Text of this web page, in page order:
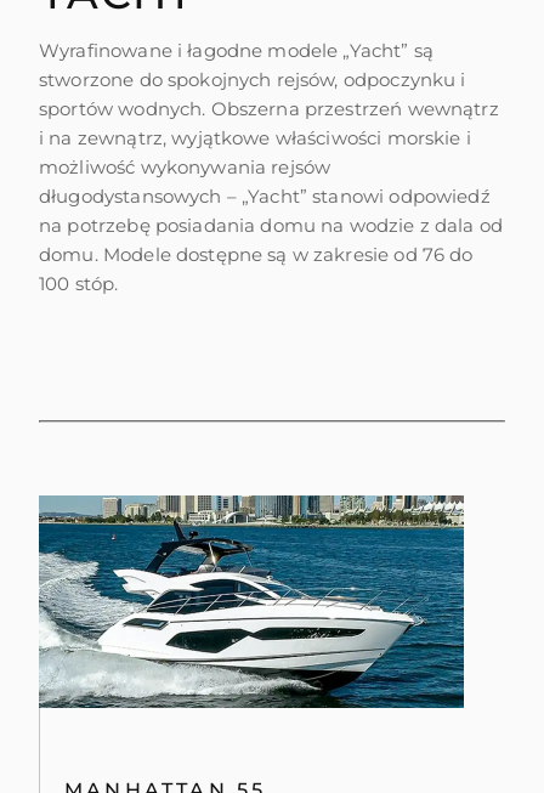
Wyrafinowane i łagodne modele „Yacht” są
stworzone do spokojnych rejsów, odpoczynku i
sportów wodnych. Obszerna przestrzeń wewnątrz
i na zewnątrz, wyjątkowe właściwości morskie i
możliwość wykonywania rejsów
długodystansowych – „Yacht” stanowi odpowiedź
na potrzebę posiadania domu na wodzie z dala od
domu. Modele dostępne są w zakresie od 76 do
100 stóp.